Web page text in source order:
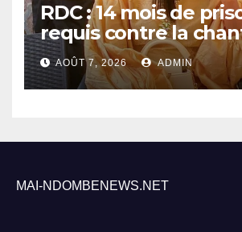
RDC : 14 mois de
requis contre la
Rebo Tchulo, la
réclame 250 000
dommages et
AOÛT 7, 2026 ADMIN
MAI-NDOMBENEWS.NET